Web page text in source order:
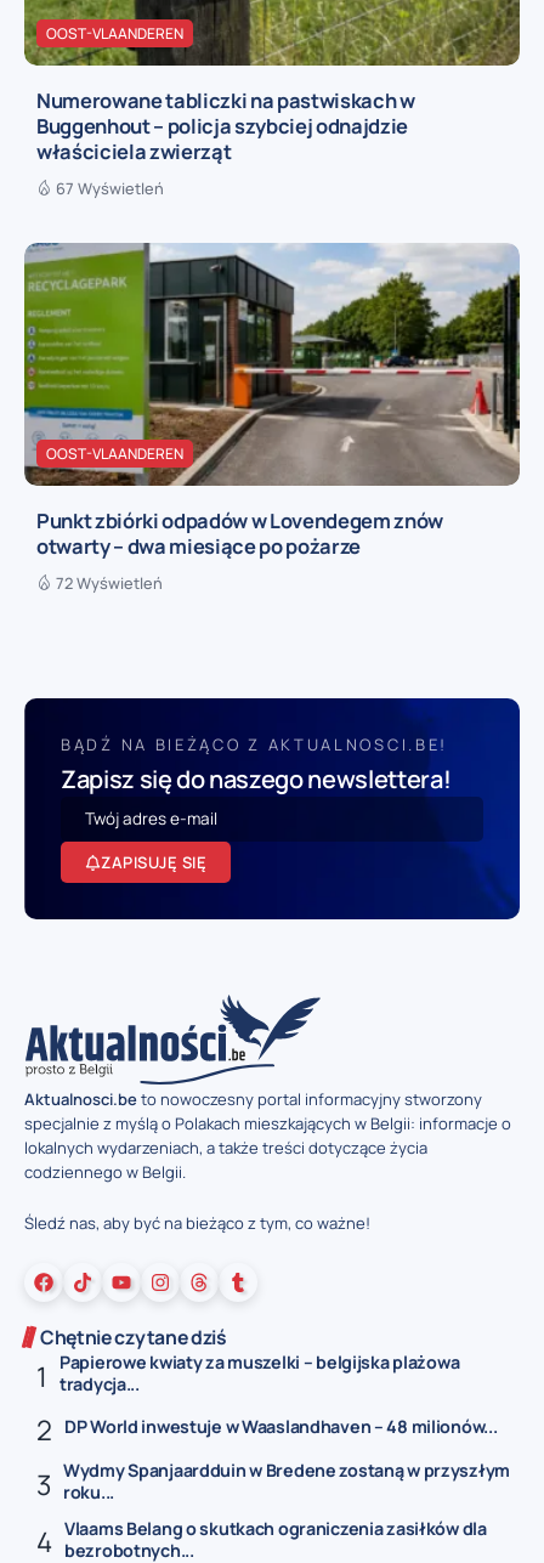
OOST-VLAANDEREN
Numerowane tabliczki na pastwiskach w
Buggenhout – policja szybciej odnajdzie
właściciela zwierząt
67 Wyświetleń
OOST-VLAANDEREN
Punkt zbiórki odpadów w Lovendegem znów
otwarty – dwa miesiące po pożarze
72 Wyświetleń
BĄDŹ NA BIEŻĄCO Z AKTUALNOSCI.BE!
Zapisz się do naszego newslettera!
ZAPISUJĘ SIĘ
Aktualnosci.beto nowoczesny portal informacyjny stworzony
specjalnie z myślą o Polakach mieszkających w Belgii: informacje o
lokalnych wydarzeniach, a także treści dotyczące życia
codziennego w Belgii.
Śledź nas, aby być na bieżąco z tym, co ważne!
Chętnie czytane dziś
Papierowe kwiaty za muszelki – belgijska plażowa
tradycja...
DP World inwestuje w Waaslandhaven – 48 milionów...
Wydmy Spanjaardduin w Bredene zostaną w przyszłym
roku...
Vlaams Belang o skutkach ograniczenia zasiłków dla
bezrobotnych...